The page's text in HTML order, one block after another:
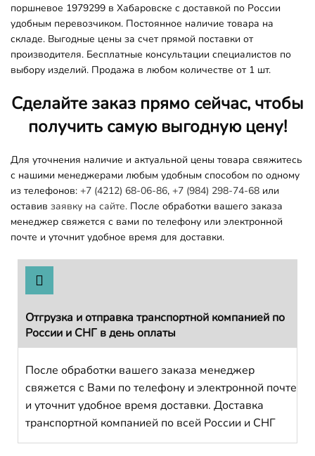
поршневое 1979299 в Хабаровске с доставкой по России
удобным перевозчиком. Постоянное наличие товара на
складе. Выгодные цены за счет прямой поставки от
производителя. Бесплатные консультации специалистов по
выбору изделий. Продажа в любом количестве от 1 шт.
Сделайте заказ прямо сейчас, чтобы
получить самую выгодную цену!
Для уточнения наличие и актуальной цены товара свяжитесь
с нашими менеджерами любым удобным способом по одному
из телефонов: +7 (4212) 68-06-86, +7 (984) 298-74-68 или
оставив заявку на сайте. После обработки вашего заказа
менеджер свяжется с вами по телефону или электронной
почте и уточнит удобное время для доставки.
Отгрузка и отправка транспортной компанией по
России и СНГ в день оплаты
После обработки вашего заказа менеджер
свяжется с Вами по телефону и электронной почте
и уточнит удобное время доставки. Доставка
транспортной компанией по всей России и СНГ